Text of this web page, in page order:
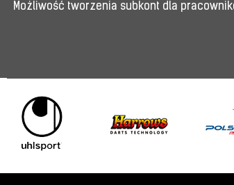
Możliwość tworzenia subkont dla